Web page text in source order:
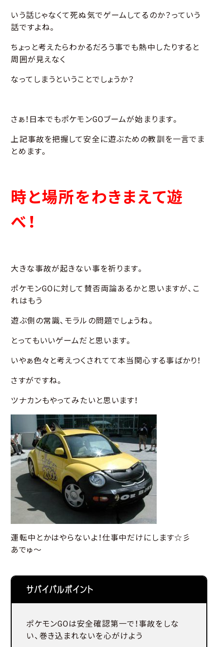
いう話じゃなくて死ぬ気でゲームしてるのか？っていう
話ですよね。
ちょっと考えたらわかるだろう事でも熱中したりすると
周囲が見えなく
なってしまうということでしょうか？
さぁ！日本でもポケモンGOブームが始まります。
上記事故を把握して安全に遊ぶための教訓を一言でま
とめます。
時と場所をわきまえて遊
べ！
大きな事故が起きない事を祈ります。
ポケモンGOに対して賛否両論あるかと思いますが、こ
れはもう
遊ぶ側の常識、モラルの問題でしょうね。
とってもいいゲームだと思います。
いやぁ色々と考えつくされてて本当関心する事ばかり！
さすがですね。
ツナカンもやってみたいと思います！
運転中とかはやらないよ！仕事中だけにします☆彡
あでゅ～
サバイバルポイント
ポケモンGOは安全確認第一で！事故をしな
い、巻き込まれないを心がけよう